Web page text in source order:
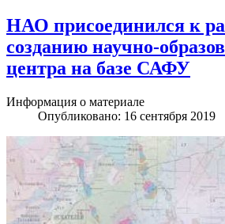
НАО присоединился к
созданию научно-
центра на базе САФУ
Информация о материале
Опубликовано: 16 сентября 2019